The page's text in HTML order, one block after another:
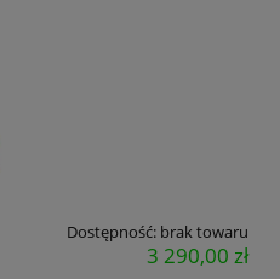
Dostępność: brak towaru
3 290,00 zł